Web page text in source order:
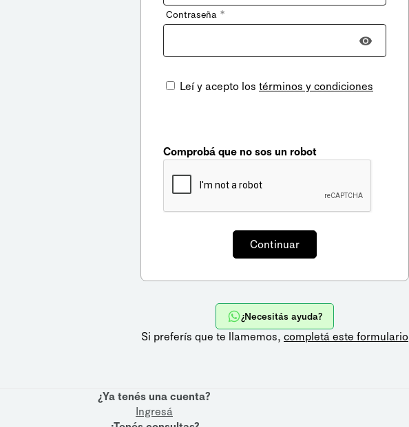
+598
Contraseña *
Leí y acepto los términos y condiciones
Comprobá que no sos un robot
¿Necesitás ayuda?
Si preferís que te llamemos, completá este formulario
¿Ya tenés una cuenta?
Ingresá